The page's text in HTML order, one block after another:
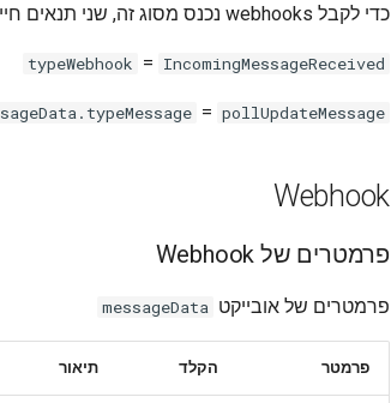
כדי לקבל webhooks נכנס מסוג זה, שני תנאים חייבים להתקיים:
typeWebhook = IncomingMessageReceived
= pollUpdateMessage
Webhook
פרמטרים של Webhook
פרמטרים של אובייקט messageData
פרמטר הקלד תיאור